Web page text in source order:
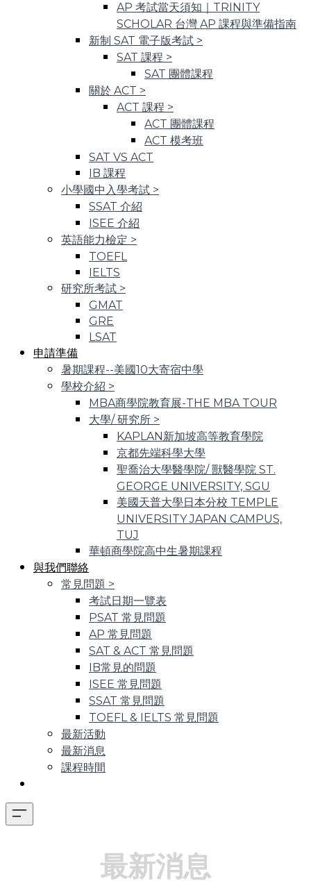
AP 考試當天須知｜TRINITY
SCHOLAR 台灣 AP 課程與準備指南
新制 SAT 電子版考試 >
SAT 課程 >
SAT 團體課程
關於 ACT >
ACT 課程 >
ACT 團體課程
ACT 模考班
SAT VS ACT
IB 課程
小學國中入學考試 >
SSAT 介紹
ISEE 介紹
英語能力檢定 >
TOEFL
IELTS
研究所考試 >
GMAT
GRE
LSAT
申請準備
暑期課程--美國10大寄宿中學
學校介紹 >
MBA商學院教育展-THE MBA TOUR
大學/ 研究所 >
KAPLAN新加坡高等教育學院
京都先端科學大學
聖喬治大學醫學院/ 獸醫學院 ST.
GEORGE UNIVERSITY, SGU
美國天普大學日本分校 TEMPLE
UNIVERSITY JAPAN CAMPUS,
TUJ
華頓商學院高中生暑期課程
與我們聯絡
常見問題 >
考試日期一覽表
PSAT 常見問題
AP 常見問題
SAT & ACT 常見問題
IB常見的問題
ISEE 常見問題
SSAT 常見問題
TOEFL & IELTS 常見問題
最新活動
最新消息
課程時間
最新消息